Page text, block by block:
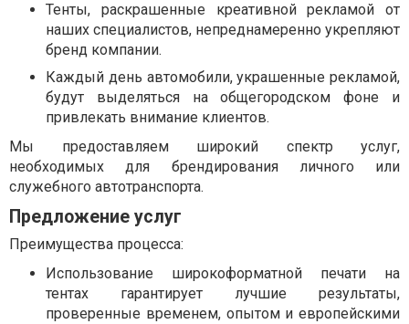
Тенты, раскрашенные креативной рекламой от
наших специалистов, непреднамеренно укрепляют
бренд компании.
Каждый день автомобили, украшенные рекламой,
будут выделяться на общегородском фоне и
привлекать внимание клиентов.
Мы предоставляем широкий спектр услуг,
необходимых для брендирования личного или
служебного автотранспорта.
Предложение услуг
Преимущества процесса:
Использование широкоформатной печати на
тентах гарантирует лучшие результаты,
проверенные временем, опытом и европейскими